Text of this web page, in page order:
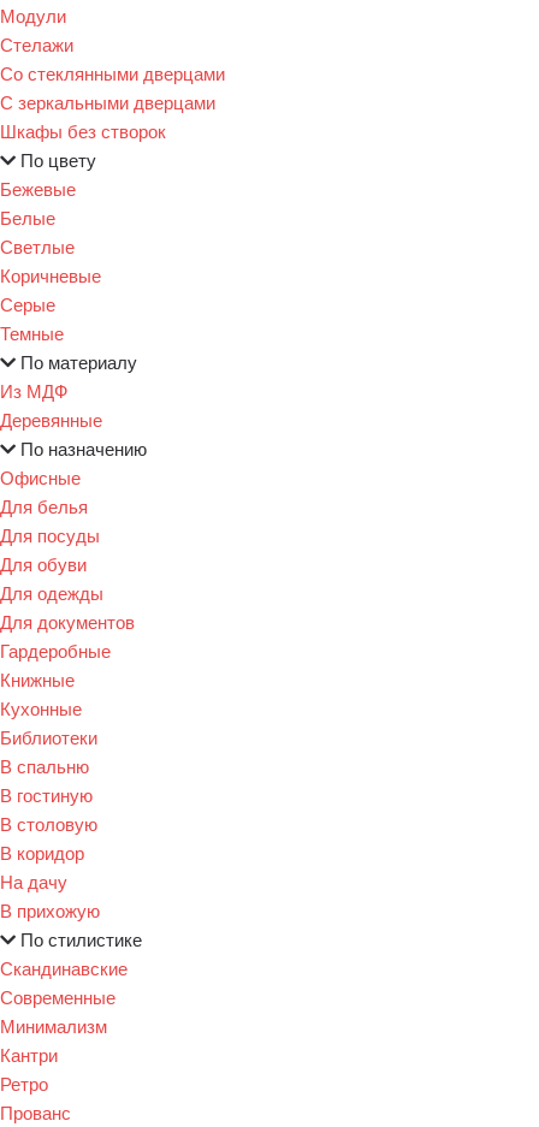
Модули
Стелажи
Со стеклянными дверцами
С зеркальными дверцами
Шкафы без створок
По цвету
Бежевые
Белые
Светлые
Коричневые
Серые
Темные
По материалу
Из МДФ
Деревянные
По назначению
Офисные
Для белья
Для посуды
Для обуви
Для одежды
Для документов
Гардеробные
Книжные
Кухонные
Библиотеки
В спальню
В гостиную
В столовую
В коридор
На дачу
В прихожую
По стилистике
Скандинавские
Современные
Минимализм
Кантри
Ретро
Прованс